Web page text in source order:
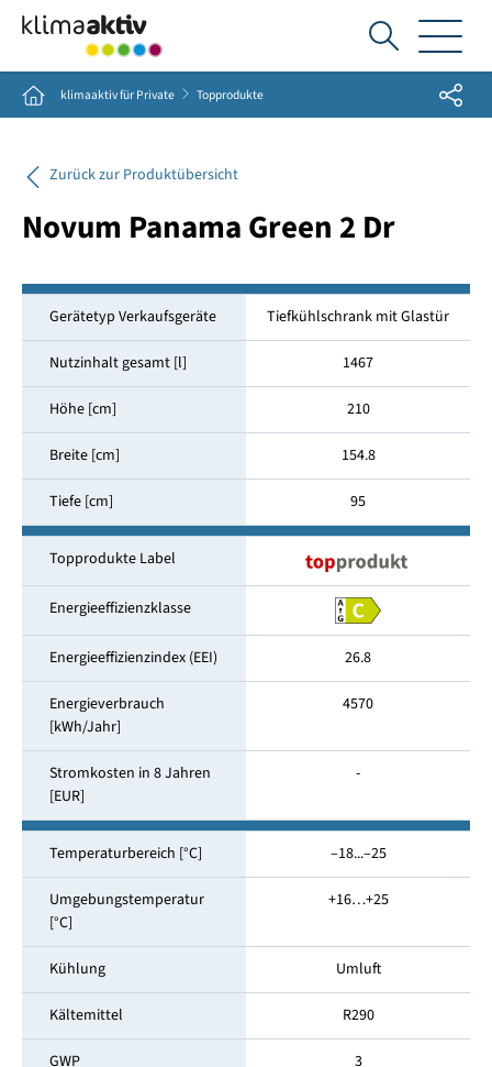
Ich
suche...
Home klimaaktiv für Private Topprodukte Share
Zurück zur Produktübersicht
Novum Panama Green 2 Dr
Gerätetyp Verkaufsgeräte Tiefkühlschrank mit Glastür
Nutzinhalt gesamt [l] 1467
Höhe [cm] 210
Breite [cm] 154.8
Tiefe [cm] 95
Topprodukte Label
Energieeffizienzklasse
Energieeffizienzindex (EEI) 26.8
Energieverbrauch
[kWh/Jahr]
4570
Stromkosten in 8 Jahren
[EUR]
-
Temperaturbereich [°C] –18...–25
Umgebungstemperatur
[°C]
+16…+25
Kühlung Umluft
Kältemittel R290
GWP 3